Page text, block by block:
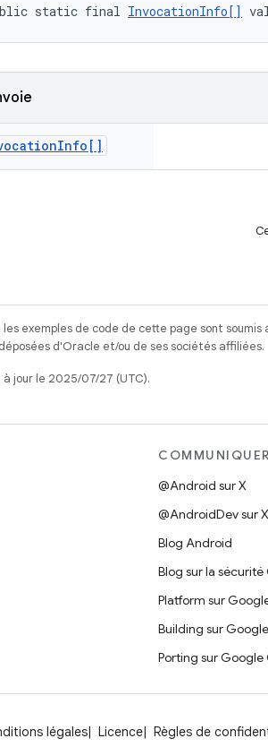
static final InvocationInfo[]
Info[]
exemples de code de cette page sont soumis
d'Oracle et/ou de ses sociétés affiliées.
à jour le 2025/07/27 (UTC).
COMMUNIQUER
@Android sur X
@AndroidDev sur X
Blog Android
Blog sur la
Platform sur
Building sur
Porting sur Google
légales Licence Règles de